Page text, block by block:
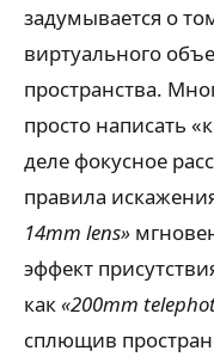
задумывается о
виртуального
пространства.
просто написать
деле фокусное
правила
14mm lens»
эффект
как«200mm
сплющив